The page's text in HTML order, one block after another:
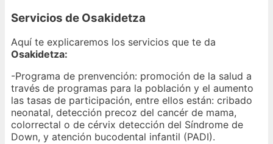
Servicios de Osakidetza
Aquí te explicaremos los servicios que te da
Osakidetza:
-Programa de prenvención: promoción de la salud a
través de programas para la población y el aumento
las tasas de participación, entre ellos están: cribado
neonatal, detección precoz del cancér de mama,
colorrectal o de cérvix detección del Síndrome de
Down, y atención bucodental infantil (PADI).